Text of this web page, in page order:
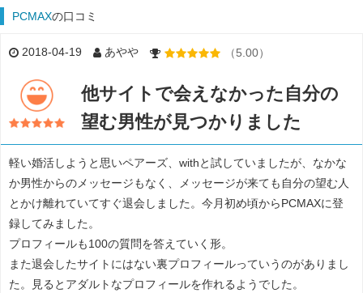
PCMAXの口コミ
2018-04-19 あやや （5.00）
他サイトで会えなかった自分の
望む男性が見つかりました
軽い婚活しようと思いペアーズ、withと試していましたが、なかな
か男性からのメッセージもなく、メッセージが来ても自分の望む人
とかけ離れていてすぐ退会しました。今月初め頃からPCMAXに登
録してみました。
プロフィールも100の質問を答えていく形。
また退会したサイトにはない裏プロフィールっていうのがありまし
た。見るとアダルトなプロフィールを作れるようでした。